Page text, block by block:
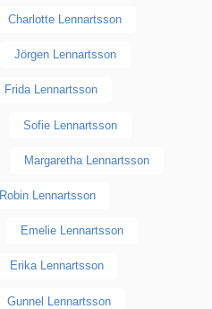
Charlotte Lennartsson
Jörgen Lennartsson
Frida Lennartsson
Sofie Lennartsson
Margaretha Lennartsson
Robin Lennartsson
Emelie Lennartsson
Erika Lennartsson
Gunnel Lennartsson